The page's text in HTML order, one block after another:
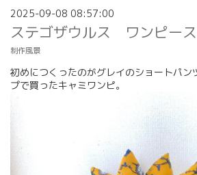
2025-09-08 08:57:00
ステゴザウルス ワンピー
制作風景
初めにつくったのがグレイのショートパン
プで買ったキャミワンピ。